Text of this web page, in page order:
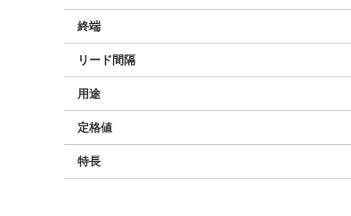
終端
リード間隔
用途
定格値
特長